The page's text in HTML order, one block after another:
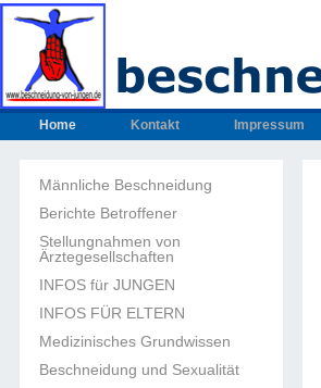
Home Kontakt Impressum
Männliche Beschneidung
Berichte Betroffener
Stellungnahmen von
Ärztegesellschaften
INFOS für JUNGEN
INFOS FÜR ELTERN
Medizinisches Grundwissen
Beschneidung und Sexualität